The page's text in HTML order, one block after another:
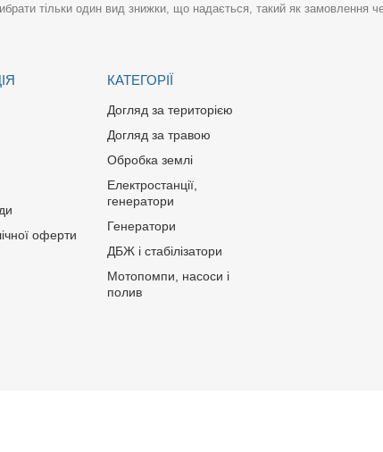
тільки один вид знижки, що надається, такий як замовлення
оферти
КАТЕГОРІЇ
Догляд за територією
Догляд за травою
Обробка землі
Електростанції,
генератори
Генератори
ДБЖ і стабілізатори
Мотопомпи, насоси і
полив